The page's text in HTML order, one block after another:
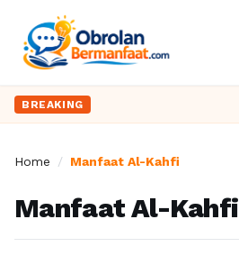
BREAKING
Home / Manfaat Al-Kahfi
Manfaat Al-Kahfi